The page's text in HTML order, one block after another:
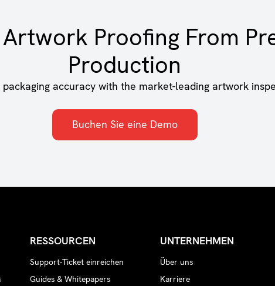
Proofing From
Production
accuracy with the market-leading artwork
Buchen Sie eine Demo
RESSOURCEN
Support-Ticket einreichen
Guides & Whitepapers
UNTERNEHMEN
Über uns
Karriere